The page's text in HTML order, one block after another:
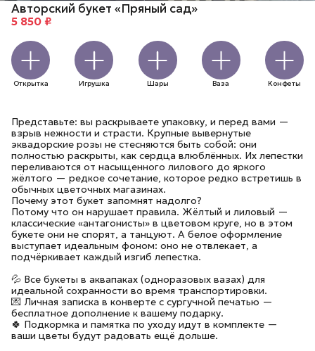
Авторский букет «Пряный сад»
5 850 ₽
Открытка Игрушка Шары Ваза Конфеты
Представьте: вы раскрываете упаковку, и перед вами —
взрыв нежности и страсти. Крупные вывернутые
эквадорские розы не стесняются быть собой: они
полностью раскрыты, как сердца влюблённых. Их лепестки
переливаются от насыщенного лилового до яркого
жёлтого — редкое сочетание, которое редко встретишь в
обычных цветочных магазинах.
Почему этот букет запомнят надолго?
Потому что он нарушает правила. Жёлтый и лиловый —
классические «антагонисты» в цветовом круге, но в этом
букете они не спорят, а танцуют. А белое оформление
выступает идеальным фоном: оно не отвлекает, а
подчёркивает каждый изгиб лепестка.
💦 Все букеты в аквапаках (одноразовых вазах) для
идеальной сохранности во время транспортировки.
💌 Личная записка в конверте с сургучной печатью —
бесплатное дополнение к вашему подарку.
🍀 Подкормка и памятка по уходу идут в комплекте —
ваши цветы будут радовать ещё дольше.